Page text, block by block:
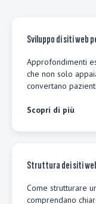
Sviluppo di siti web
Approfondimenti
che non solo
convertano
Scopri di più
Struttura dei siti
Come strutturare
comprendano